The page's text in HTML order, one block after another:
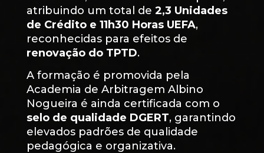
atribuindo um total de 2,3 Unidades
de Crédito e 11h30 Horas UEFA,
reconhecidas para efeitos de
renovação do TPTD.
A formação é promovida pela
Academia de Arbitragem Albino
Nogueira é ainda certificada com o
selo de qualidade DGERT, garantindo
elevados padrões de qualidade
pedagógica e organizativa.